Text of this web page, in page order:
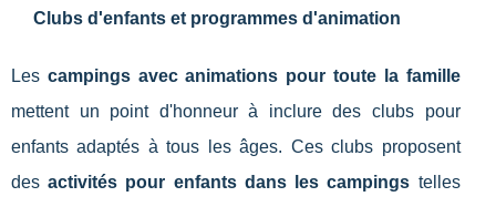
Clubs d'enfants et programmes d'animation
Les campings avec animations pour toute la famille
mettent un point d'honneur à inclure des clubs pour
enfants adaptés à tous les âges. Ces clubs proposent
desactivités pour enfants dans les campings telles